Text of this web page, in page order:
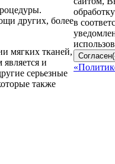
других, более
мягких тканей,
и
серьезные
также
в